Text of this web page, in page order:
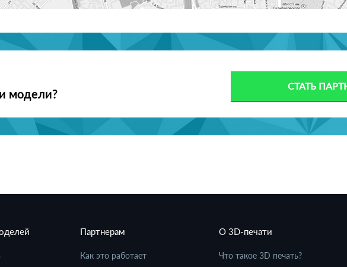
модели?
СТАТЬ
Партнерам
Как это работает
О 3D-печати
Что такое 3D печать?